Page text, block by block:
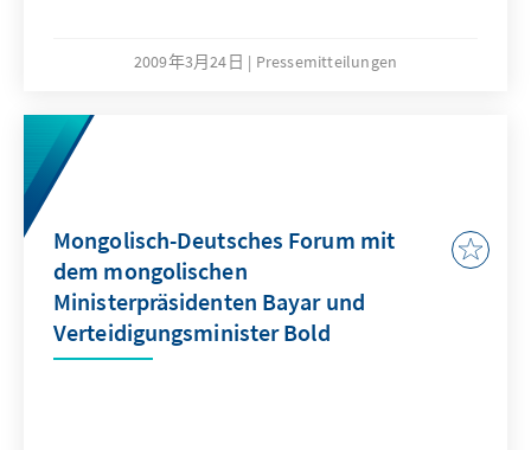
2009年3月24日 Pressemitteilungen
Mongolisch-Deutsches Forum mit
dem mongolischen
Ministerpräsidenten Bayar und
Verteidigungsminister Bold